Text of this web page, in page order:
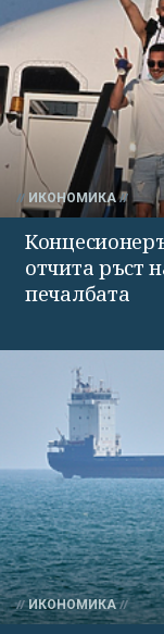
ИКОНОМИКА
отчита ръст
печалбата
ИКОНОМИКА